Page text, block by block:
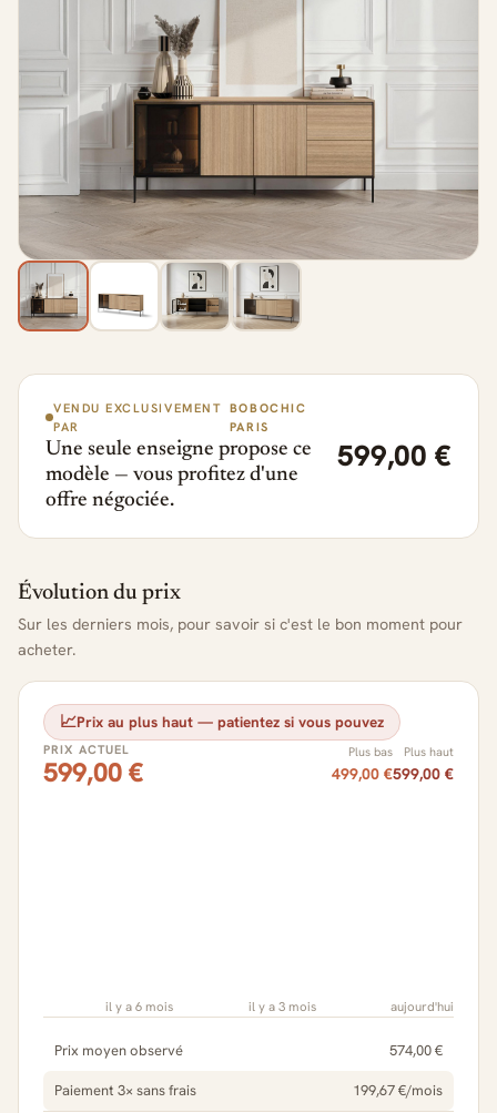
VENDU EXCLUSIVEMENT
PAR
BOBOCHIC
PARIS
Une seule enseigne propose ce
modèle — vous profitez d'une
offre négociée.
599,00 €
Évolution du prix
Sur les derniers mois, pour savoir si c'est le bon moment pour
acheter.
📈Prix au plus haut — patientez si vous pouvez
PRIX ACTUEL
599,00 €
Plus bas
499,00 €
Plus haut
599,00 €
il y a 6 mois il y a 3 mois aujourd'hui
Prix moyen observé 574,00 €
Paiement 3× sans frais 199,67 €/mois